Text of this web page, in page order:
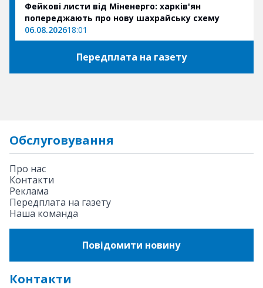
Фейкові листи від Міненерго: харків'ян
попереджають про нову шахрайську схему
06.08.202618:01
Передплата на газету
Обслуговування
Про нас
Контакти
Реклама
Передплата на газету
Наша команда
Повідомити новину
Контакти